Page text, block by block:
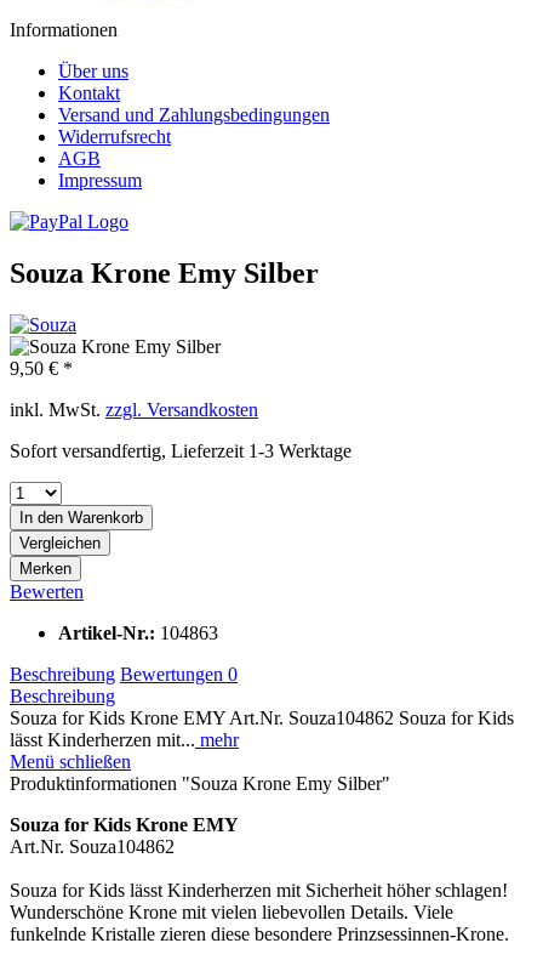
Informationen
Über uns
Kontakt
Versand und Zahlungsbedingungen
Widerrufsrecht
AGB
Impressum
Souza Krone Emy Silber
9,50 € *
inkl. MwSt. zzgl. Versandkosten
Sofort versandfertig, Lieferzeit 1-3 Werktage
In den Warenkorb
Vergleichen
Merken
Bewerten
Artikel-Nr.: 104863
Beschreibung Bewertungen 0
Beschreibung
Souza for Kids Krone EMY Art.Nr. Souza104862 Souza for Kids
lässt Kinderherzen mit... mehr
Menü schließen
Produktinformationen "Souza Krone Emy Silber"
Souza for Kids Krone EMY
Art.Nr. Souza104862
Souza for Kids lässt Kinderherzen mit Sicherheit höher schlagen!
Wunderschöne Krone mit vielen liebevollen Details. Viele
funkelnde Kristalle zieren diese besondere Prinzsessinnen-Krone.